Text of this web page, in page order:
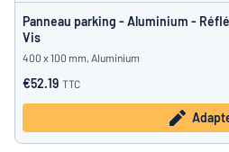
Panneau parking - Aluminium -
Vis
400 x 100 mm, Aluminium
€52.19 TTC